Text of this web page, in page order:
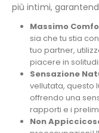
più intimi,
Massimo
sia che tu stia
tuo partner,
piacere in
Sensazione
vellutata, questo
offrendo una
rapporti e i
Non